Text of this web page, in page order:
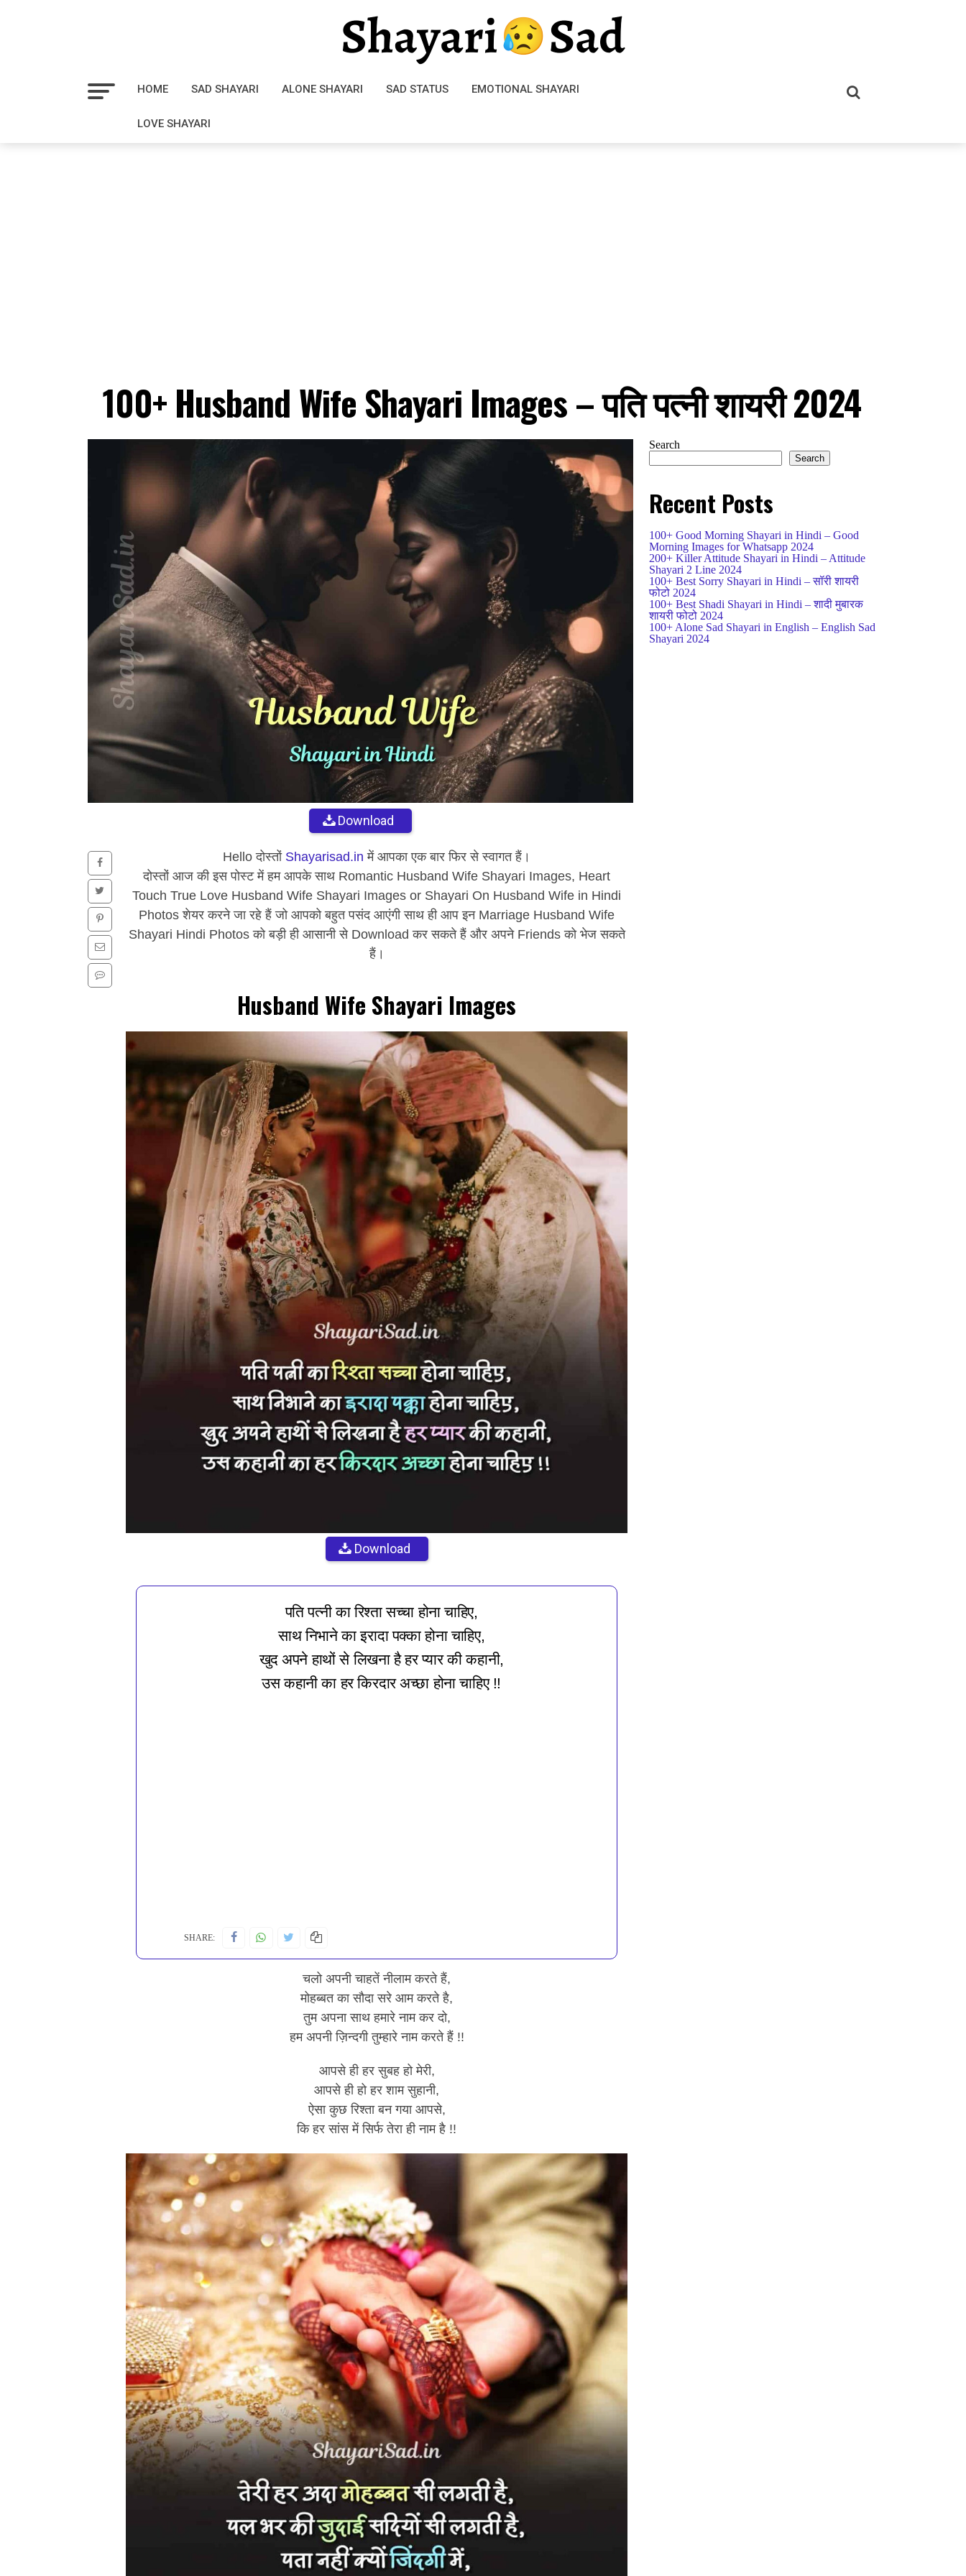
HOME SAD SHAYARI ALONE SHAYARI SAD STATUS EMOTIONAL SHAYARI
LOVE SHAYARI
100+ Husband Wife Shayari Images – पति पत्नी शायरी 2024
Download
Hello दोस्तों Shayarisad.in में आपका एक बार फिर से स्वागत हैं।
दोस्तों आज की इस पोस्ट में हम आपके साथ Romantic Husband Wife Shayari Images, Heart
Touch True Love Husband Wife Shayari Images or Shayari On Husband Wife in Hindi
Photos शेयर करने जा रहे हैं जो आपको बहुत पसंद आएंगी साथ ही आप इन Marriage Husband Wife
Shayari Hindi Photos को बड़ी ही आसानी से Download कर सकते हैं और अपने Friends को भेज सकते
हैं।
Husband Wife Shayari Images
Download
पति पत्नी का रिश्ता सच्चा होना चाहिए,
साथ निभाने का इरादा पक्का होना चाहिए,
खुद अपने हाथों से लिखना है हर प्यार की कहानी,
उस कहानी का हर किरदार अच्छा होना चाहिए !!
SHARE:
चलो अपनी चाहतें नीलाम करते हैं,
मोहब्बत का सौदा सरे आम करते है,
तुम अपना साथ हमारे नाम कर दो,
हम अपनी ज़िन्दगी तुम्हारे नाम करते हैं !!
आपसे ही हर सुबह हो मेरी,
आपसे ही हो हर शाम सुहानी,
ऐसा कुछ रिश्ता बन गया आपसे,
कि हर सांस में सिर्फ तेरा ही नाम है !!
Search
Search
Recent Posts
100+ Good Morning Shayari in Hindi – Good
Morning Images for Whatsapp 2024
200+ Killer Attitude Shayari in Hindi – Attitude
Shayari 2 Line 2024
100+ Best Sorry Shayari in Hindi – सॉरी शायरी
फोटो 2024
100+ Best Shadi Shayari in Hindi – शादी मुबारक
शायरी फोटो 2024
100+ Alone Sad Shayari in English – English Sad
Shayari 2024